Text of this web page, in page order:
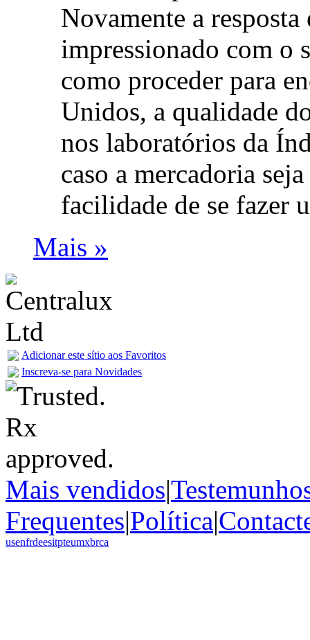
Novamente a
impressionado com o
como proceder para
Unidos, a qualidade
nos laboratórios da
caso a mercadoria
facilidade de se fazer
Mais »
Adicionar este sítio aos Favoritos
Inscreva-se para Novidades
Mais vendidos|
Frequentes|Política|
usenfrdeesitpteumxbrca